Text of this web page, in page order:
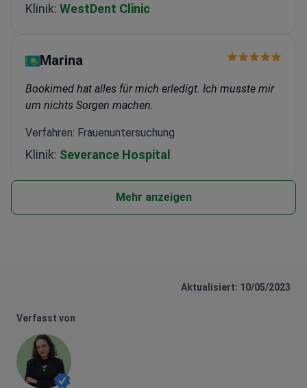
Klinik: WestDent Clinic
Marina
Bookimed hat alles für mich erledigt. Ich musste mir
um nichts Sorgen machen.
Verfahren: Frauenuntersuchung
Klinik: Severance Hospital
Mehr anzeigen
Aktualisiert: 10/05/2023
Verfasst von